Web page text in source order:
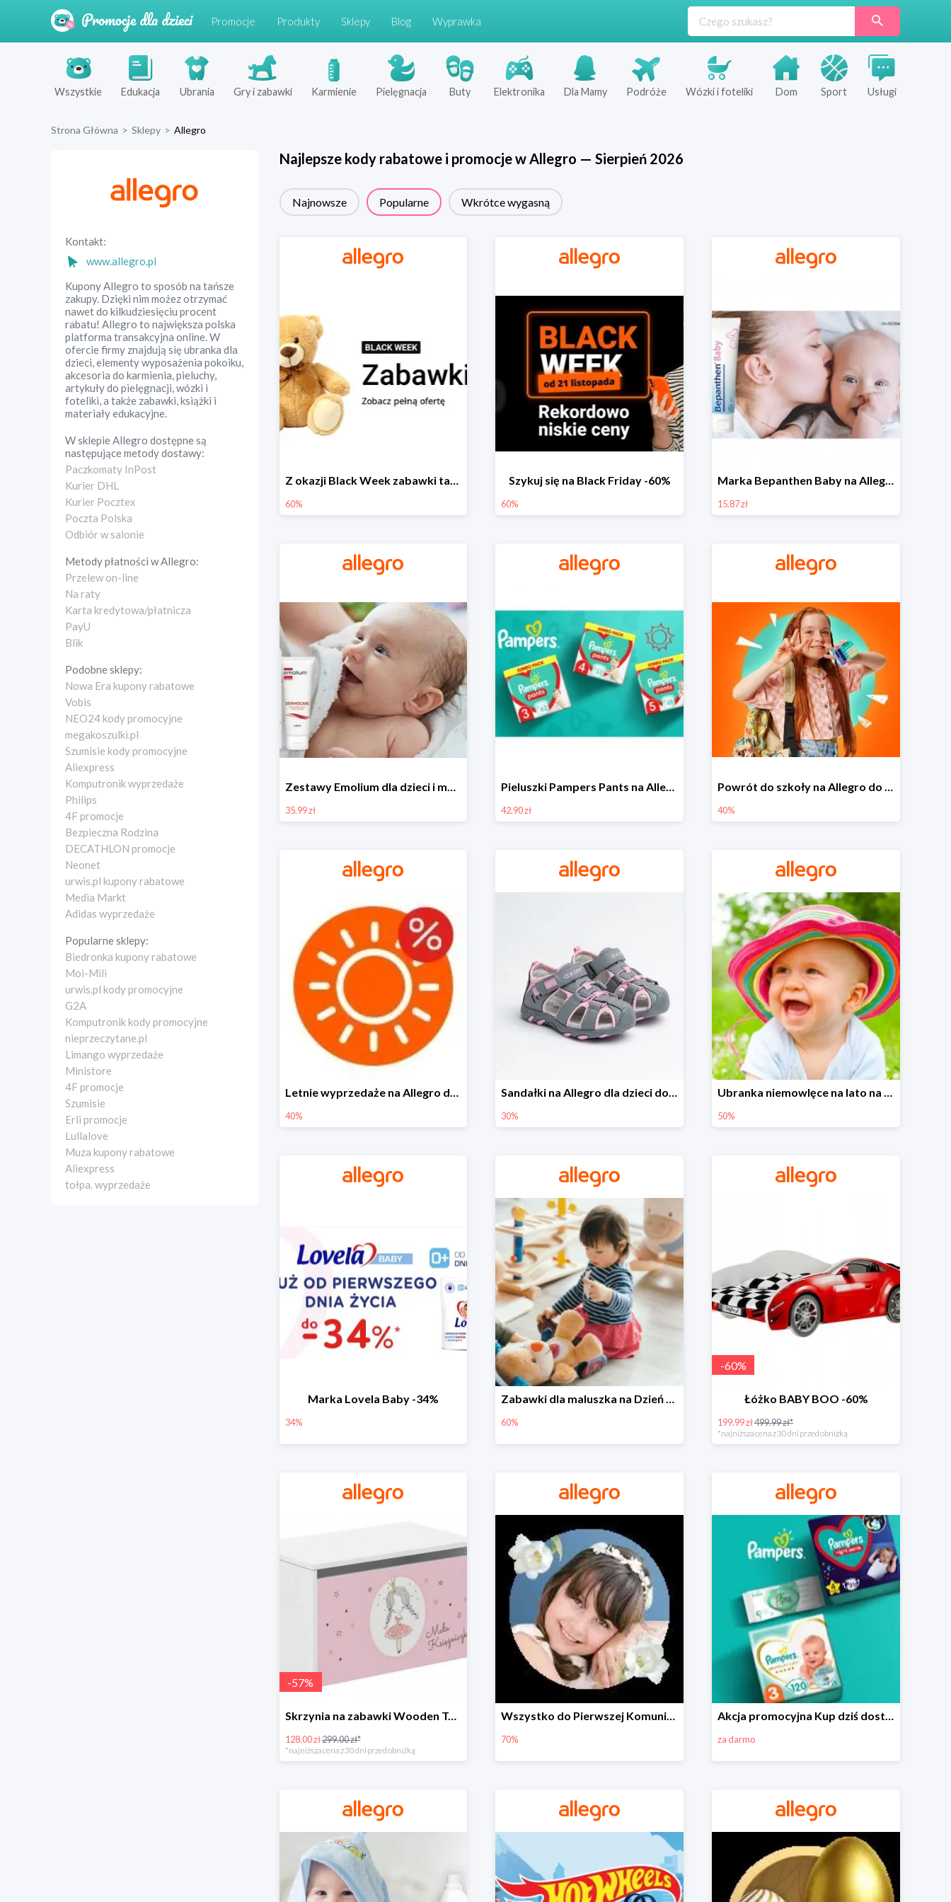
Promocje Produkty Sklepy Blog Wyprawka
Wszystkie Edukacja Ubrania Gry i zabawki Karmienie Pielęgnacja Buty Elektronika Dla Mamy Podróże Wózki i foteliki Dom Sport Usługi
Strona Główna > Sklepy > Allegro
Kontakt:
www.allegro.pl
Kupony Allegro to sposób na tańsze
zakupy. Dzięki nim możez otrzymać
nawet do kilkudziesięciu procent
rabatu! Allegro to największa polska
platforma transakcyjna online. W
ofercie firmy znajdują się ubranka dla
dzieci, elementy wyposażenia pokoiku,
akcesoria do karmienia, pieluchy,
artykuły do pielęgnacji, wózki i
foteliki, a także zabawki, książki i
materiały edukacyjne.
W sklepieAllegro dostępne są
następujące metody dostawy:
Paczkomaty InPost
Kurier DHL
Kurier Pocztex
Poczta Polska
Odbiór w salonie
Metody płatności wAllegro:
Przelew on-line
Na raty
Karta kredytowa/płatnicza
PayU
Blik
Podobne sklepy:
Nowa Era kupony rabatowe
Vobis
NEO24 kody promocyjne
megakoszulki.pl
Szumisie kody promocyjne
Aliexpress
Komputronik wyprzedaże
Philips
4F promocje
Bezpieczna Rodzina
DECATHLON promocje
Neonet
urwis.pl kupony rabatowe
Media Markt
Adidas wyprzedaże
Popularne sklepy:
Biedronka kupony rabatowe
Moi-Mili
urwis.pl kody promocyjne
G2A
Komputronik kody promocyjne
nieprzeczytane.pl
Limango wyprzedaże
Ministore
4F promocje
Szumisie
Erli promocje
Lullalove
Muza kupony rabatowe
Aliexpress
tołpa. wyprzedaże
Najlepsze kody rabatowe i promocje wAllegro — Sierpień 2026
Najnowsze Popularne Wkrótce wygasną
Z okazji Black Week zabawki taniej na allegro.pl
60%
Szykuj się na Black Friday -60%
60%
Marka Bepanthen Baby na Allegro od 15,87 zł!
15.87 zł
Zestawy Emolium dla dzieci i mam na Allegro od 35,99 zł
35.99 zł
Pieluszki Pampers Pants na Allegro od 42,90 zł
42.90 zł
Powrót do szkoły na Allegro do -40%
40%
Letnie wyprzedaże na Allegro do -40%
40%
Sandałki na Allegro dla dzieci do -30%
30%
Ubranka niemowlęce na lato na Allegro do -50%
50%
Marka Lovela Baby -34%
34%
Zabawki dla maluszka na Dzień Dziecka na Allegro do -60%
60%
-60%
Łóżko BABY BOO -60%
199.99 zł499.99 zł*
*najniższa cena z 30 dni przed obniżką
-57%
Skrzynia na zabawki Wooden Toys -57%
128.00 zł299.00 zł*
*najniższa cena z 30 dni przed obniżką
Wszystko do Pierwszej Komunii na Allegro do -70%
70%
Akcja promocyjna Kup dziś dostawa jutro
za darmo